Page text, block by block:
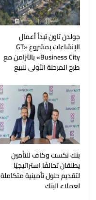
جولدن تاون تبدأ أعمال
الإنشاءات بمشروع «GT
Business City» بالتزامن مع
طرح المرحلة الأولى للبيع
بنك نكست وكاف للتأمين
يطلقان تحالفًا استراتيجيًا
لتقديم حلول تأمينية متكاملة
لعملاء البنك